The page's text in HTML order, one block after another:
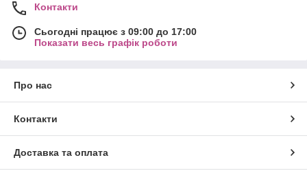
Контакти
Сьогодні працює з 09:00 до 17:00
Показати весь графік роботи
Про нас
Контакти
Доставка та оплата